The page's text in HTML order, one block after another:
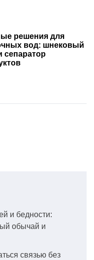
решения для
вод: шнековый
сепаратор
и бедности:
обычай и
связью без